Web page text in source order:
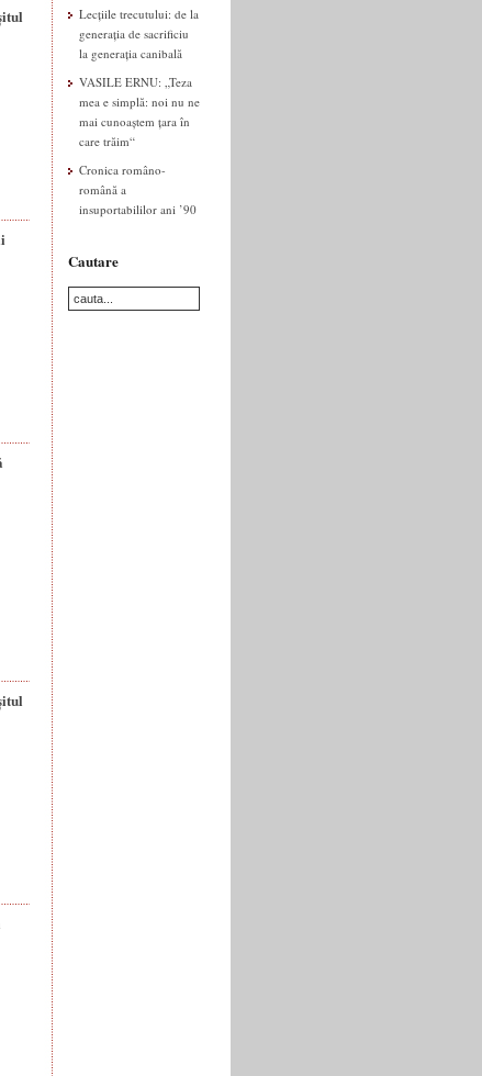
Lecțiile trecutului: de la
generația de sacrificiu
la generația canibală
VASILE ERNU: „Teza
mea e simplă: noi nu ne
mai cunoaștem țara în
care trăim“
Cronica româno-
română a
insuportabililor ani ’90
Cautare